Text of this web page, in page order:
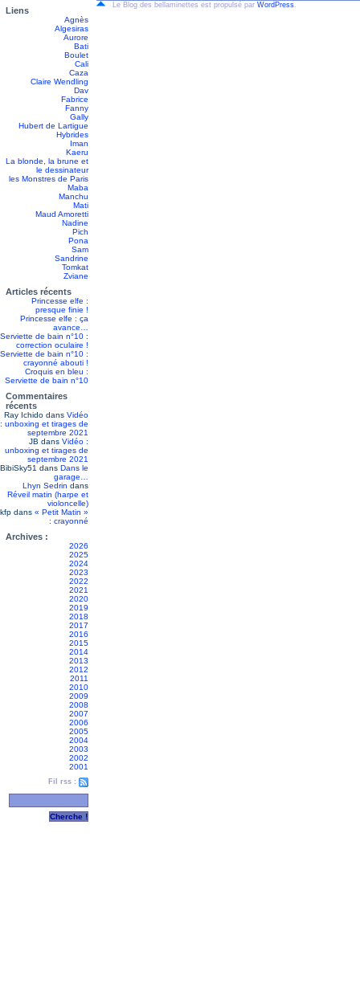
Liens
Agnès
Algesiras
Aurore
Bati
Boulet
Cali
Caza
Claire Wendling
Dav
Fabrice
Fanny
Gally
Hubert de Lartigue
Hybrides
Iman
Kaeru
La blonde, la brune et
le dessinateur
les Monstres de Paris
Maba
Manchu
Mati
Maud Amoretti
Nadine
Pich
Pona
Sam
Sandrine
Tomkat
Zviane
Articles récents
Princesse elfe :
presque finie !
Princesse elfe : ça
avance…
Serviette de bain n°10 :
correction oculaire !
Serviette de bain n°10 :
crayonné abouti !
Croquis en bleu :
Serviette de bain n°10
Commentaires
récents
Ray Ichido dans Vidéo
: unboxing et tirages de
septembre 2021
JB dans Vidéo :
unboxing et tirages de
septembre 2021
BibiSky51 dans Dans le
garage…
Lhyn Sedrin dans
Réveil matin (harpe et
violoncelle)
kfp dans « Petit Matin »
: crayonné
Archives :
2026
2025
2024
2023
2022
2021
2020
2019
2018
2017
2016
2015
2014
2013
2012
2011
2010
2009
2008
2007
2006
2005
2004
2003
2002
2001
Fil rss :
Le Blog des bellaminettes est propulsé par WordPress.